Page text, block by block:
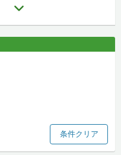
条件クリア